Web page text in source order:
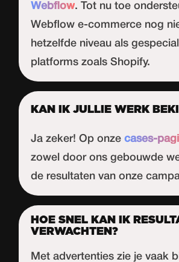
Webflow. Tot nu toe
Webflow e-commerce nog
hetzelfde niveau als
platforms zoals Shopify.
KAN IK JULLIE WERK
Ja zeker! Op onzecases-
zowel door ons gebouwde
de resultaten van onze
HOE SNEL KAN IK
VERWACHTEN?
Met advertenties zie je vaak